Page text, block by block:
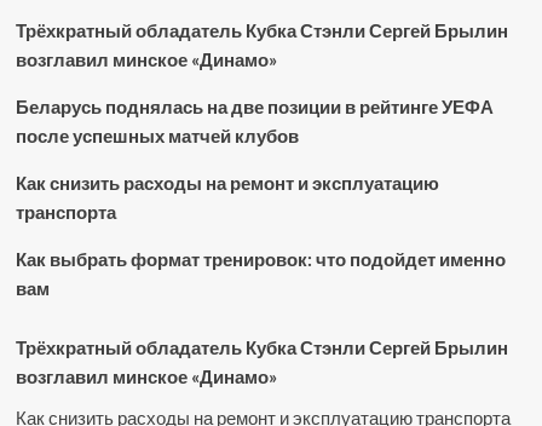
Трёхкратный обладатель Кубка Стэнли Сергей Брылин
возглавил минское «Динамо»
Беларусь поднялась на две позиции в рейтинге УЕФА
после успешных матчей клубов
Как снизить расходы на ремонт и эксплуатацию
транспорта
Как выбрать формат тренировок: что подойдет именно
вам
Трёхкратный обладатель Кубка Стэнли Сергей Брылин
возглавил минское «Динамо»
Как снизить расходы на ремонт и эксплуатацию транспорта